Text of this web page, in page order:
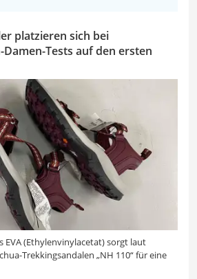
platzieren sich bei
Tests auf den ersten
EVA (Ethylenvinylacetat) sorgt laut
Trekkingsandalen „NH 110“ für eine